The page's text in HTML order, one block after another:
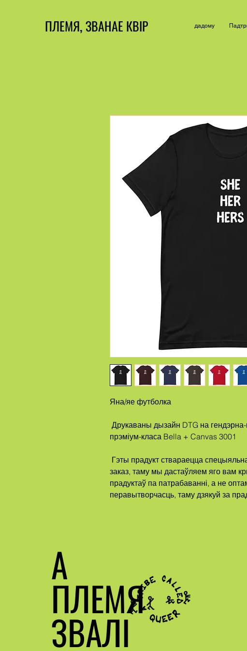
ПЛЕМЯ, ЗВАНАЕ КВІР дадому
Яна/яе футболка
прэміум-класа Bella + Canvas 3001
заказ, таму мы дастаўляем яго вам
прадуктаў па патрабаванні, а не
перавытворчасць, таму дзякуй за
А
ПЛЕМЯ
ЗВАЛІ